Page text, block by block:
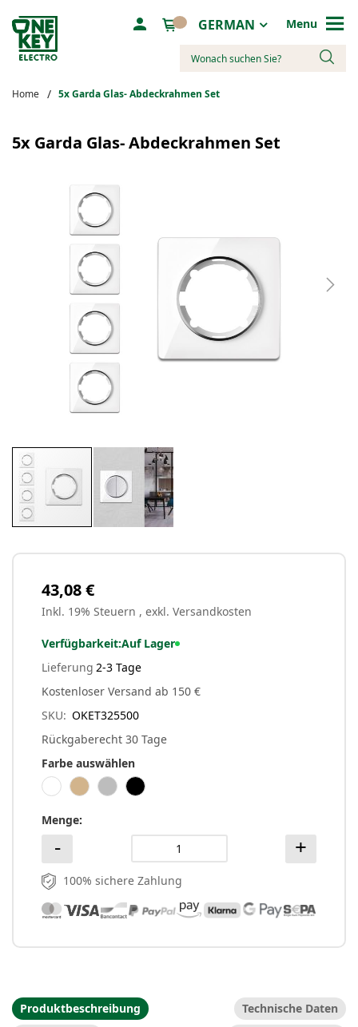
Suche
Sprache
GERMAN Menu
Home 5x Garda Glas- Abdeckrahmen Set
der
5x Garda Glas- Abdeckrahmen Set
Anfang
Bildergalerie
springen43,08 €
Inkl. 19% Steuern , exkl. Versandkosten
Verfügbarkeit:Auf Lager
Lieferung 2-3 Tage
Kostenloser Versand ab 150 €
Rückgaberecht 30 Tage
SKU OKET325500
Farbe auswählen
Menge
100% sichere Zahlung
Produktbeschreibung
Technische Daten